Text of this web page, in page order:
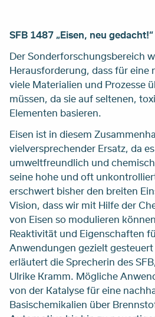
SFB 1487 „Eisen, neu gedacht!“
Der Sonderforschungsbereich
Herausforderung, dass für
viele Materialien und Prozesse
müssen, da sie auf seltenen,
Elementen basieren.
Eisen ist in diesem
vielversprechender Ersatz, da
umweltfreundlich und
seine hohe und oft
erschwert bisher den breiten
Vision, dass wir mit Hilfe der
von Eisen so modulieren
Reaktivität und Eigenschaften
Anwendungen gezielt
erläutert die Sprecherin des
Ulrike Kramm. Mögliche
von der Katalyse für eine
Basischemikalien über